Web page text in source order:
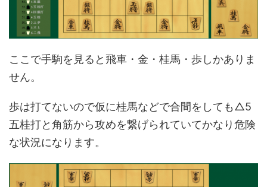
ここで手駒を見ると飛車・金・桂馬・歩しかありま
せん。
歩は打てないので仮に桂馬などで合間をしても△5
五桂打と角筋から攻めを繋げられていてかなり危険
な状況になります。